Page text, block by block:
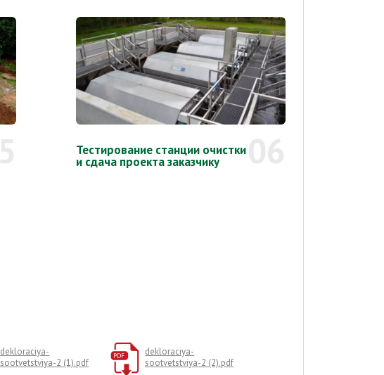
Тестирование станции очистки
и сдача проекта заказчику
dekloraciya-
sootvetstviya-2 (1).pdf
dekloraciya-
sootvetstviya-2 (2).pdf